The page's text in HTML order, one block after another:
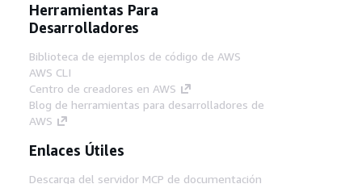
Herramientas Para
Desarrolladores
Biblioteca de ejemplos de código de AWS
AWS CLI
Centro de creadores en AWS
Blog de herramientas para desarrolladores de
AWS
Enlaces Útiles
Descarga del servidor MCP de documentación